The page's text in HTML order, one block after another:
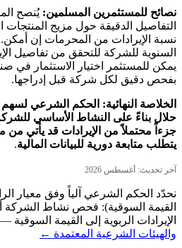
نصائح للمستثمرين المسلمين:يُنصح
التفاصيل الدقيقة حول مزيج
نسبة الإيرادات من المحرمات إن أمكن.
السنوية للشركة للتحقق من تفاصيل
يمكن للمستثمر اختيار الاستثمار في
بفحص دقيق لكل شركة قبل إدراجها.
الخلاصة النهائية:
حلال بناءً على النشاط الأساسي
جزءاً محتملاً من الإيرادات قد يأتي
يتطلب متابعة دورية للبيانات المالية.
آخر تحديث: أغسطس 2026
القيمة السوقية): فحص نشاط الشركة
الإيرادات الربوية إلى القيمة
والهيئات الشرعية المعتمدة ←